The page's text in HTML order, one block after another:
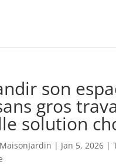
son
gros
solution
| Jan 5, 2026|